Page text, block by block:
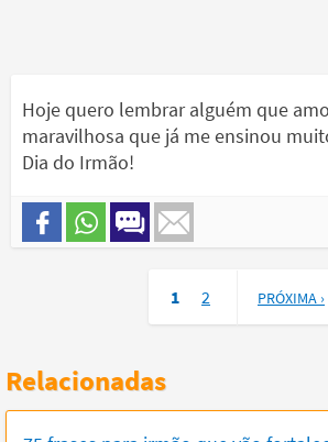
Hoje quero lembrar alguém que
maravilhosa que já me ensinou
Dia do Irmão!
1 2 PRÓXIMA ›
Relacionadas